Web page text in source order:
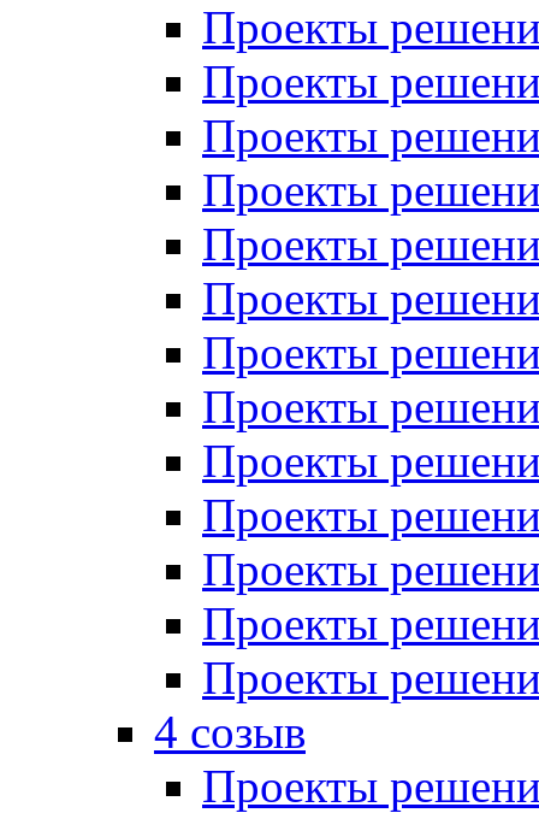
Проекты
Проекты
Проекты
Проекты
Проекты
Проекты
Проекты
Проекты
Проекты
Проекты
Проекты
Проекты
Проекты
4 созыв
Проекты